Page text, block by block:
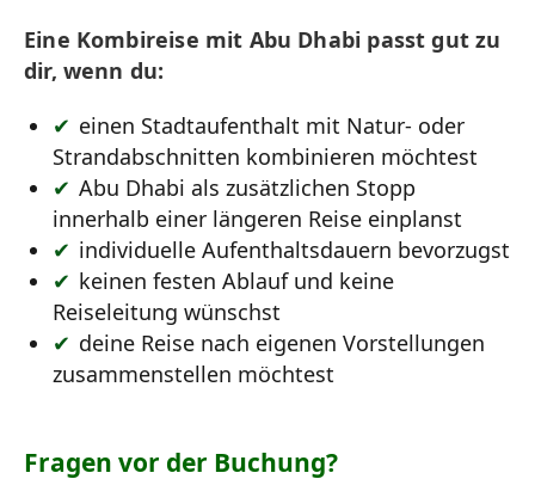
Eine Kombireise mit Abu Dhabi passt gut zu
dir, wenn du:
einen Stadtaufenthalt mit Natur- oder
Strandabschnitten kombinieren möchtest
Abu Dhabi als zusätzlichen Stopp
innerhalb einer längeren Reise einplanst
individuelle Aufenthaltsdauern bevorzugst
keinen festen Ablauf und keine
Reiseleitung wünschst
deine Reise nach eigenen Vorstellungen
zusammenstellen möchtest
Fragen vor der Buchung?